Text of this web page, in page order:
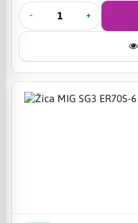
- +